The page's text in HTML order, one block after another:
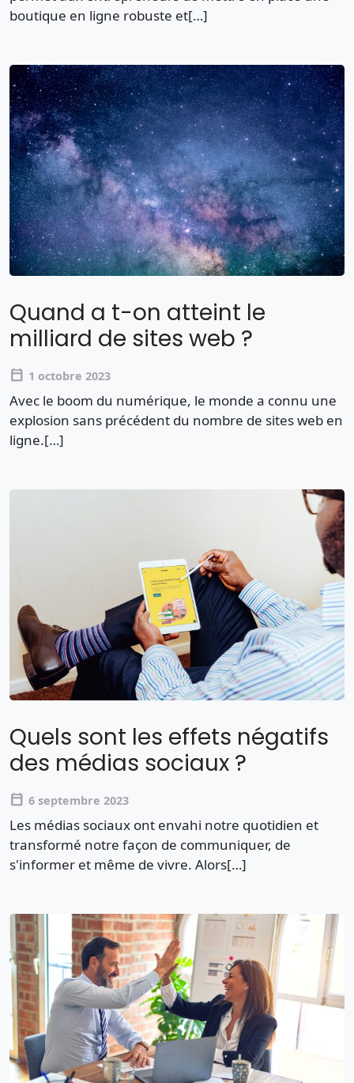
boutique en ligne robuste et[…]
Quand a t-on atteint le
milliard de sites web ?
calendar_today 1 octobre 2023
Avec le boom du numérique, le monde a connu une
explosion sans précédent du nombre de sites web en
ligne.[…]
Quels sont les effets négatifs
des médias sociaux ?
calendar_today 6 septembre 2023
Les médias sociaux ont envahi notre quotidien et
transformé notre façon de communiquer, de
s'informer et même de vivre. Alors[…]